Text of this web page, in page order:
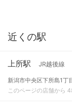
近くの駅
上所駅 JR越後線
新潟市中央区下所島1
このページの店舗から